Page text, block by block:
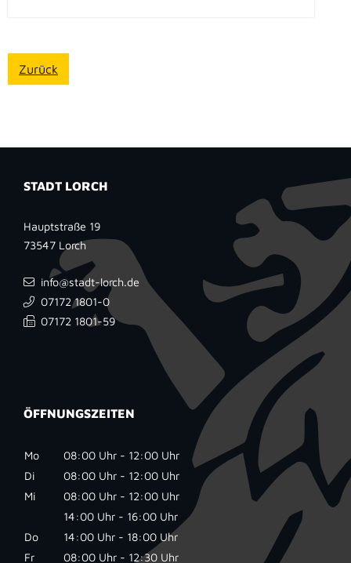
Zurück
STADT LORCH
Hauptstraße 19
73547 Lorch
info@stadt-lorch.de
07172 1801-0
07172 1801-59
ÖFFNUNGSZEITEN
Mo
08:00 Uhr - 12:00 Uhr
Di
08:00 Uhr - 12:00 Uhr
Mi
08:00 Uhr - 12:00 Uhr
14:00 Uhr - 16:00 Uhr
Do
14:00 Uhr - 18:00 Uhr
Fr
08:00 Uhr - 12:30 Uhr